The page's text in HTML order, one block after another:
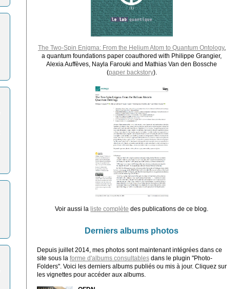
The Two-Spin Enigma: From the Helium Atom to Quantum Ontology,
a quantum foundations paper coauthored with Philippe Grangier,
Alexia Auffèves, Nayla Farouki and Mathias Van den Bossche
(paper backstory).
Voir aussi la liste complète des publications de ce blog.
Derniers albums photos
Depuis juillet 2014, mes photos sont maintenant intégrées dans ce
site sous la forme d'albums consultablesdans le plugin "Photo-
Folders". Voici les derniers albums publiés ou mis à jour. Cliquez sur
les vignettes pour accéder aux albums.